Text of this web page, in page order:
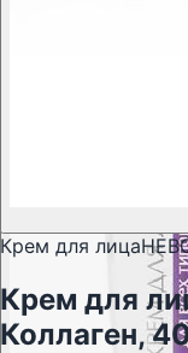
Крем для лица
Крем для
Коллаген,